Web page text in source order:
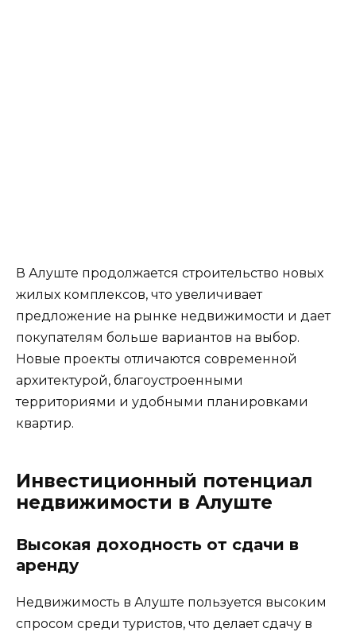
В Алуште продолжается строительство новых
жилых комплексов, что увеличивает
предложение на рынке недвижимости и дает
покупателям больше вариантов на выбор.
Новые проекты отличаются современной
архитектурой, благоустроенными
территориями и удобными планировками
квартир.
Инвестиционный потенциал
недвижимости в Алуште
Высокая доходность от сдачи в
аренду
Недвижимость в Алуште пользуется высоким
спросом среди туристов, что делает сдачу в